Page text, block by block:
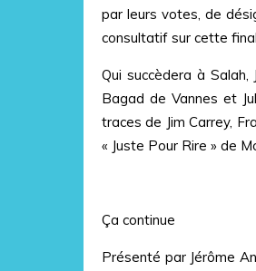
par leurs votes, de
consultatif sur cette
Qui succèdera à Salah,
Bagad de Vannes et
traces de Jim Carrey,
« Juste Pour Rire » de
Ça continue
Présenté par Jérôme